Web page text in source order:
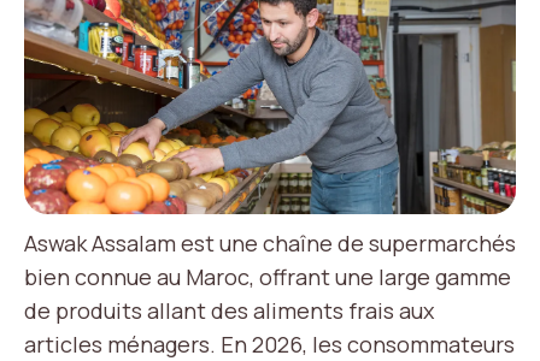
Aswak Assalam est une chaîne de supermarchés
bien connue au Maroc, offrant une large gamme
de produits allant des aliments frais aux
articles ménagers. En 2026, les consommateurs